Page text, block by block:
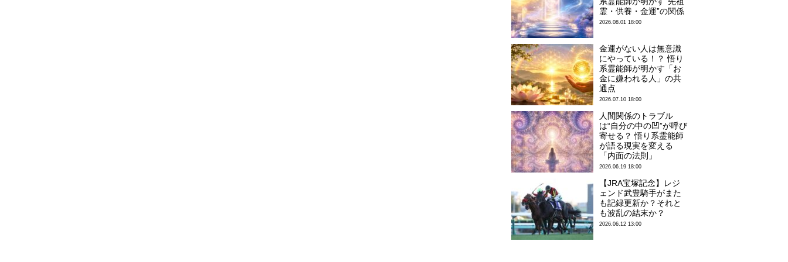
霊・供養・金運”の関係
2026.08.01 18:00
金運がない人は無意識
にやっている！？ 悟り
系霊能師が明かす「お
金に嫌われる人」の共
通点
2026.07.10 18:00
人間関係のトラブル
は“自分の中の凹”が呼び
寄せる？ 悟り系霊能師
が語る現実を変える
「内面の法則」
2026.06.19 18:00
【JRA宝塚記念】レジ
ェンド武豊騎手がまた
も記録更新か？それと
も波乱の結末か？
2026.06.12 13:00